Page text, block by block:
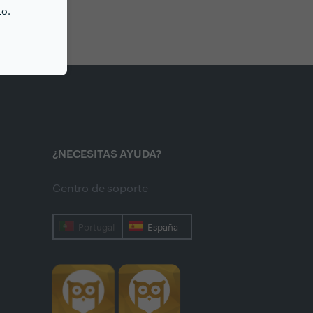
¿NECESITAS AYUDA?
Centro de soporte
Portugal España